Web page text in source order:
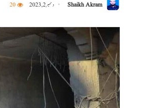
Shaikh Akram دسمبر 2, 2023 20